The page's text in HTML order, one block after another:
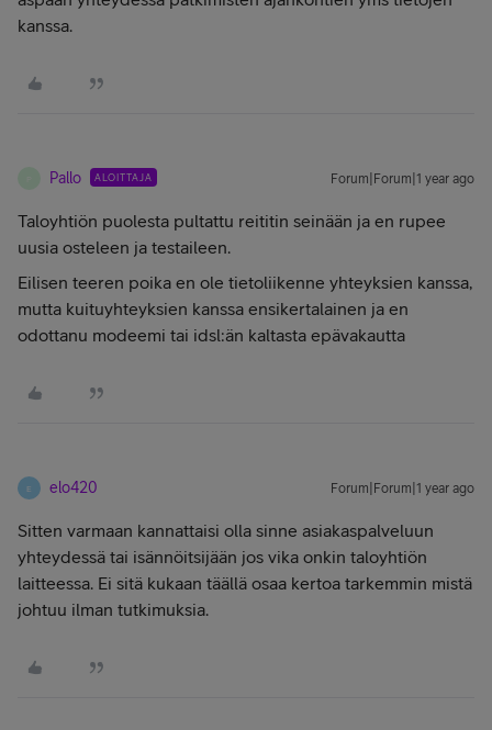
kanssa.
Pallo ALOITTAJA Forum|Forum|1 year ago
Taloyhtiön puolesta pultattu reititin seinään ja en rupee
uusia osteleen ja testaileen.
Eilisen teeren poika en ole tietoliikenne yhteyksien kanssa,
mutta kuituyhteyksien kanssa ensikertalainen ja en
odottanu modeemi tai idsl:än kaltasta epävakautta
E elo420 Forum|Forum|1 year ago
Sitten varmaan kannattaisi olla sinne asiakaspalveluun
yhteydessä tai isännöitsijään jos vika onkin taloyhtiön
laitteessa. Ei sitä kukaan täällä osaa kertoa tarkemmin mistä
johtuu ilman tutkimuksia.